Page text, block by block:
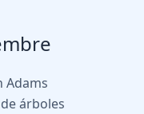
Adams
árboles